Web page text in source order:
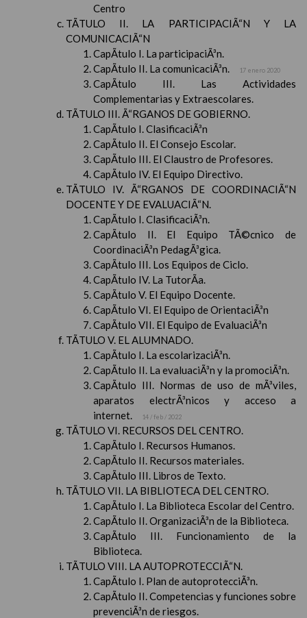
Centro
TÃTULO II. LA PARTICIPACIÃ“N Y LA
COMUNICACIÃ“N
CapÃ­tulo I. La participaciÃ³n.
CapÃ­tulo II. La comunicaciÃ³n.
17 enero 2020
CapÃ­tulo III. Las Actividades
Complementarias y Extraescolares.
TÃTULO III. Ã“RGANOS DE GOBIERNO.
CapÃ­tulo I. ClasificaciÃ³n
CapÃ­tulo II. El Consejo Escolar.
CapÃ­tulo III. El Claustro de Profesores.
CapÃ­tulo IV. El Equipo Directivo.
TÃTULO IV. Ã“RGANOS DE COORDINACIÃ“N
DOCENTE Y DE EVALUACIÃ“N.
CapÃ­tulo I. ClasificaciÃ³n.
CapÃ­tulo II. El Equipo TÃ©cnico de
CoordinaciÃ³n PedagÃ³gica.
CapÃ­tulo III. Los Equipos de Ciclo.
CapÃ­tulo IV. La TutorÃ­a.
CapÃ­tulo V. El Equipo Docente.
CapÃ­tulo VI. El Equipo de OrientaciÃ³n
CapÃ­tulo VII. El Equipo de EvaluaciÃ³n
TÃTULO V. EL ALUMNADO.
CapÃ­tulo I. La escolarizaciÃ³n.
CapÃ­tulo II. La evaluaciÃ³n y la promociÃ³n.
CapÃ­tulo III. Normas de uso de mÃ³viles,
aparatos electrÃ³nicos y acceso a
internet.
14 / feb / 2022
TÃTULO VI. RECURSOS DEL CENTRO.
CapÃ­tulo I. Recursos Humanos.
CapÃ­tulo II. Recursos materiales.
CapÃ­tulo III. Libros de Texto.
TÃTULO VII. LA BIBLIOTECA DEL CENTRO.
CapÃ­tulo I. La Biblioteca Escolar del Centro.
CapÃ­tulo II. OrganizaciÃ³n de la Biblioteca.
CapÃ­tulo III. Funcionamiento de la
Biblioteca.
TÃTULO VIII. LA AUTOPROTECCIÃ“N.
CapÃ­tulo I. Plan de autoprotecciÃ³n.
CapÃ­tulo II. Competencias y funciones sobre
prevenciÃ³n de riesgos.